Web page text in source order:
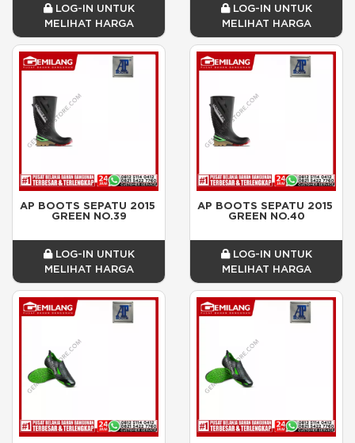
LOG-IN UNTUK
MELIHAT HARGA
LOG-IN UNTUK
MELIHAT HARGA
AP BOOTS SEPATU 2015
GREEN NO.39
LOG-IN UNTUK
MELIHAT HARGA
AP BOOTS SEPATU 2015
GREEN NO.40
LOG-IN UNTUK
MELIHAT HARGA